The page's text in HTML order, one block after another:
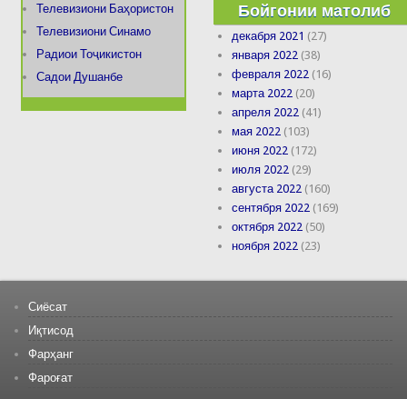
Телевизиони Баҳористон
Телевизиони Синамо
Радиои Тоҷикистон
Садои Душанбе
Бойгонии матолиб
декабря 2021 (27)
января 2022 (38)
февраля 2022 (16)
марта 2022 (20)
апреля 2022 (41)
мая 2022 (103)
июня 2022 (172)
июля 2022 (29)
августа 2022 (160)
сентября 2022 (169)
октября 2022 (50)
ноября 2022 (23)
Сиёсат
Иқтисод
Фарҳанг
Фароғат